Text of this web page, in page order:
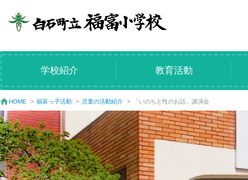
学校紹介 教育活動
HOME > 福富っ子活動 > 児童の活動紹介 > 「いのちと性のお話」講演会